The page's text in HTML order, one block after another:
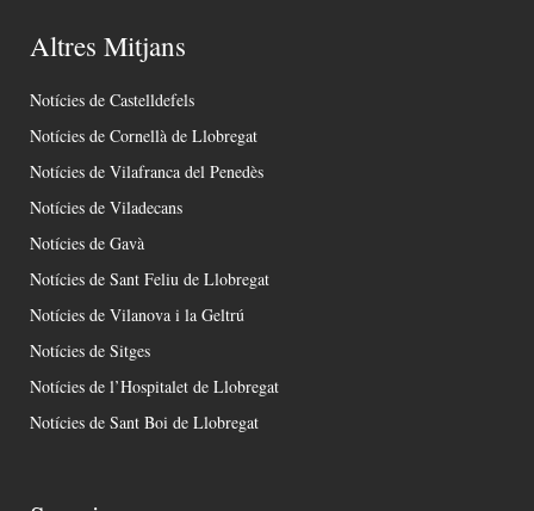
Altres Mitjans
Notícies de Castelldefels
Notícies de Cornellà de Llobregat
Notícies de Vilafranca del Penedès
Notícies de Viladecans
Notícies de Gavà
Notícies de Sant Feliu de Llobregat
Notícies de Vilanova i la Geltrú
Notícies de Sitges
Notícies de l’Hospitalet de Llobregat
Notícies de Sant Boi de Llobregat